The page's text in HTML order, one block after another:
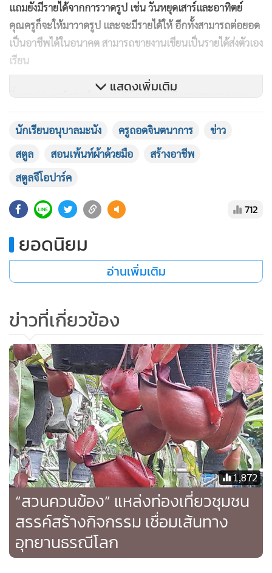
แถมยังมีรายได้จากการวาดรูป เช่น วันหยุดเสาร์และอาทิตย์
คุณครูก็จะให้มาวาดรูป และจะมีรายได้ให้ อีกทั้งสามารถต่อยอด
เป็นอาชีพได้ในอนาคต สามารถขายงานเขียนเป็นรายได้ส่งตัวเอง
เรียน
ซึ่งทางคุณครูผู้สอนต้องการให้นักเรียนซึ่งมีความสามารถแตก
ต่างกันได้มีส่วนร่วมในการผลิตชิ้นงานออกมา ภายใต้กิจกรรม
“ลดเวลาเรียน เพิ่มเวลารู้”
แสดงเพิ่มเติม
นักเรียนอนุบาลมะนัง ครูถอดจินตนาการ
ข่าว
สตูล
สอนเพ้นท์ผ้าด้วยมือ
สร้างอาชีพ
สตูลจีโอปาร์ค
712
ยอดนิยม
อ่านเพิ่มเติม
ข่าวที่เกี่ยวข้อง
1,872
“สวนควนข้อง” แหล่งท่องเที่ยวชุมชน
สรรค์สร้างกิจกรรม เชื่อมเส้นทาง
อุทยานธรณีโลก